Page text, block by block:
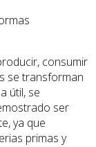
consumir
se transforman
útil, se
ser
ya que
primas y